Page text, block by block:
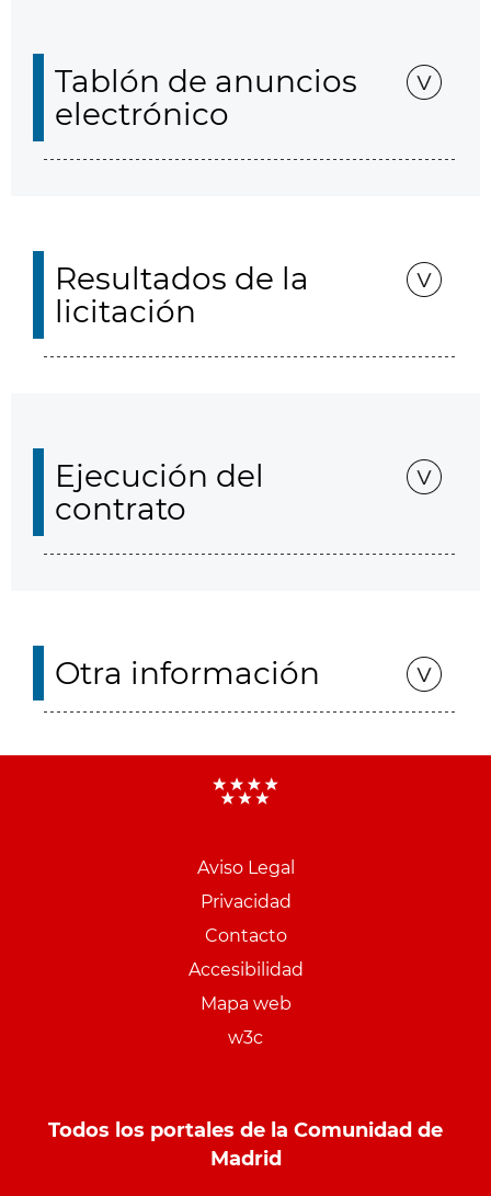
Tablón de anuncios
electrónico
Resultados de la
licitación
Ejecución del
contrato
Otra información
Aviso Legal
Privacidad
Contacto
Accesibilidad
Mapa web
w3c
Todos los portales de la Comunidad de
Madrid